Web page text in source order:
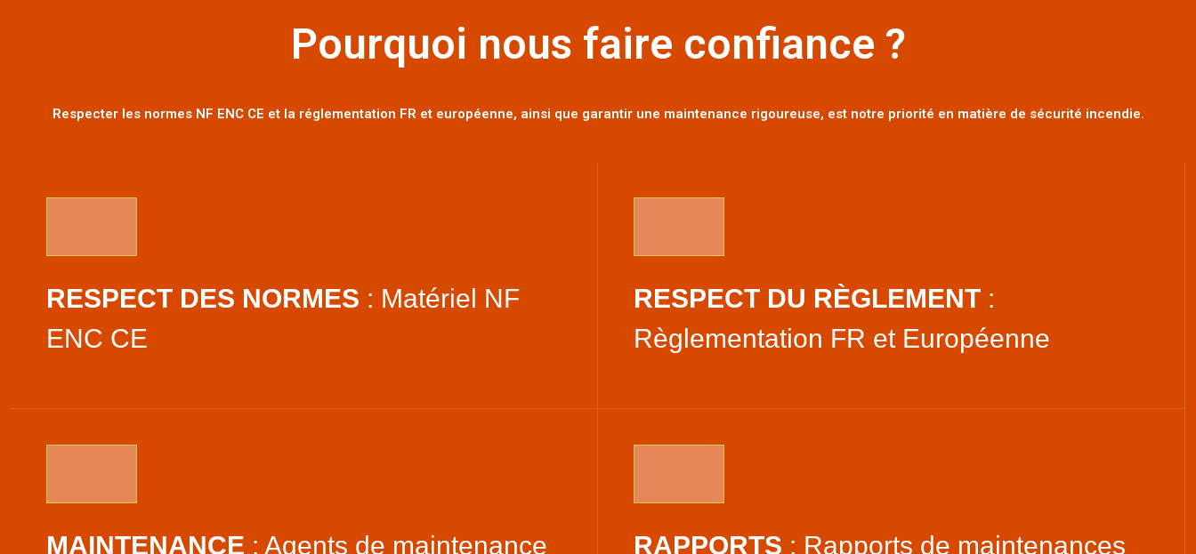
Pourquoi nous faire confiance ?
Respecter les normes NF ENC CE et la réglementation FR et européenne, ainsi que garantir une maintenance rigoureuse, est notre priorité en matière de sécurité incendie.
RESPECT DES NORMES : Matériel NF
ENC CE
RESPECT DU RÈGLEMENT :
Règlementation FR et Européenne
MAINTENANCE : Agents de maintenance RAPPORTS : Rapports de maintenances